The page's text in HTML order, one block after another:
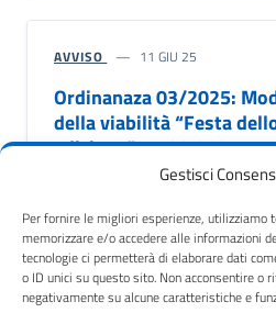
Gestisci
Per fornire le migliori esperienze, utilizziamo
memorizzare e/o accedere alle informazioni
tecnologie ci permetterà di elaborare dati
o ID unici su questo sito. Non acconsentire o
negativamente su alcune caratteristiche e
AVVISO 11 GIU 25
Ordinanaza 03/2025:
della viabilità “Festa
edizione” 14.06.2025
AVVISO 04 GIU 25